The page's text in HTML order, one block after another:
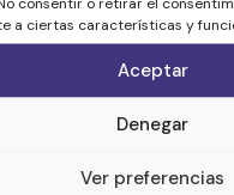
a ciertas características y
Aceptar
Denegar
Ver preferencias